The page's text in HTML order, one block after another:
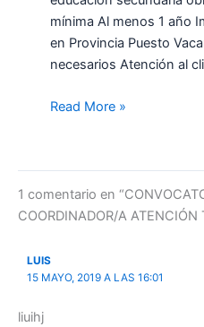
mínima Al menos 1 año
en Provincia Puesto
necesarios Atención al
Read More »
1 comentario en
COORDINADOR/A ATENCIÓN
LUIS
15 MAYO, 2019 A LAS 16:01
liuihj